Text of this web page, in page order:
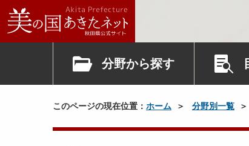
分野から探す
このページの現在位置： ホーム 分野別一覧